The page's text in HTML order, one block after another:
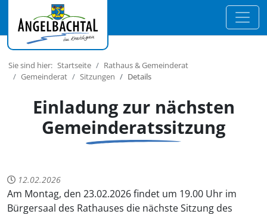
Sie sind hier: Startseite
Rathaus & Gemeinderat
Gemeinderat
Sitzungen Details
Einladung zur nächsten
Gemeinderatssitzung
12.02.2026
Am Montag, den 23.02.2026 findet um 19.00 Uhr im
Bürgersaal des Rathauses die nächste Sitzung des